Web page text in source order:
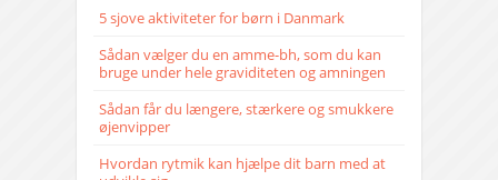
5 sjove aktiviteter for børn i Danmark
Sådan vælger du en amme-bh, som du kan
bruge under hele graviditeten og amningen
Sådan får du længere, stærkere og smukkere
øjenvipper
Hvordan rytmik kan hjælpe dit barn med at